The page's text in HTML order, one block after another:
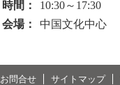
時間：
10:30～17:30
会場：
中国文化中心
お問合せ サイトマップ